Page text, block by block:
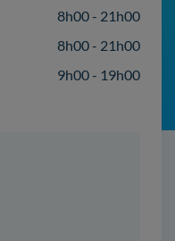
8h00 - 21h00
8h00 - 21h00
9h00 - 19h00